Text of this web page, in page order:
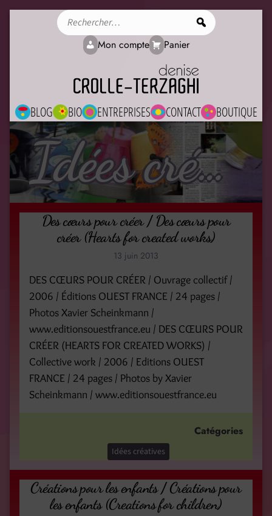
BLOG BIO ENTREPRISES CONTACT BOUTIQUE
Mon compte Panier
Idées créatives
Des cœurs pour créer / Des cœurs pour
créer (Hearts for created works)
13 juin 2013
DES CŒURS POUR CRÉER / Ouvrage collectif /
2006 / Éditions OUEST FRANCE / 24 pages /
Photos Xavier Scheinkmann /
www.editionsouestfrance.eu / DES CŒURS POUR
CRÉER (HEARTS FOR CREATED WORKS) /
Collective work / 2006 / Editions OUEST
FRANCE / 24 pages / Photos by Xavier
Scheinkmann / www.editionsouestfrance.eu
Catégories
Idées créatives
Créations pour les enfants / Créations pour
les enfants (Creations for children)